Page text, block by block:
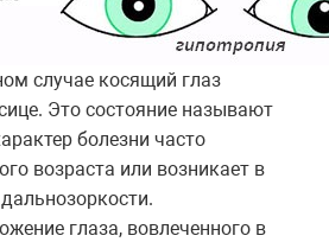
случае косящий глаз
Это состояние называют
болезни часто
возраста или возникает в
глаза, вовлеченного в